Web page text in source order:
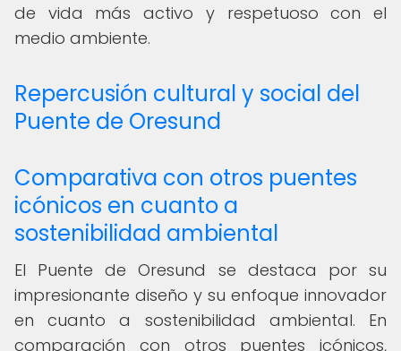
de vida más activo y respetuoso con el
medio ambiente.
Repercusión cultural y social del
Puente de Oresund
Comparativa con otros puentes
icónicos en cuanto a
sostenibilidad ambiental
El Puente de Oresund se destaca por su
impresionante diseño y su enfoque innovador
en cuanto a sostenibilidad ambiental. En
comparación con otros puentes icónicos,